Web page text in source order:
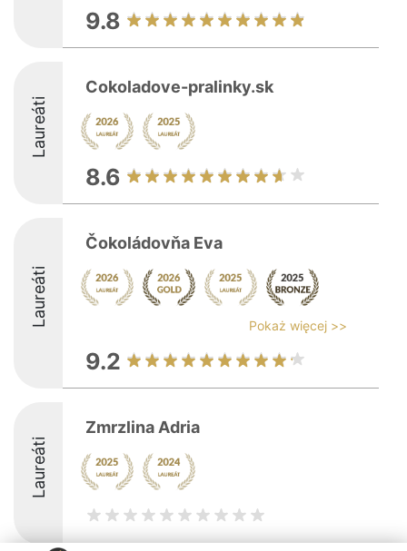
9.8
Laureáti
Cokoladove-pralinky.sk
8.6
Laureáti
Čokoládovňa Eva
Pokaż więcej >>
9.2
Laureáti
Zmrzlina Adria